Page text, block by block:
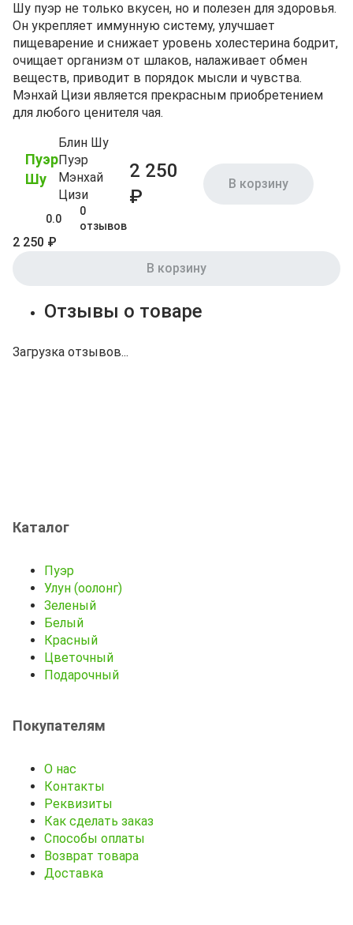
Шу пуэр не только вкусен, но и полезен для здоровья.
Он укрепляет иммунную систему, улучшает
пищеварение и снижает уровень холестерина бодрит,
очищает организм от шлаков, налаживает обмен
веществ, приводит в порядок мысли и чувства.
Мэнхай Цизи является прекрасным приобретением
для любого ценителя чая.
Пуэр
Шу
Блин Шу
Пуэр
Мэнхай
Цизи
0.0
0
отзывов
2 250
₽
В корзину
2 250 ₽
В корзину
Отзывы о товаре
Загрузка отзывов...
Каталог
Пуэр
Улун (оолонг)
Зеленый
Белый
Красный
Цветочный
Подарочный
Покупателям
О нас
Контакты
Реквизиты
Как сделать заказ
Способы оплаты
Возврат товара
Доставка